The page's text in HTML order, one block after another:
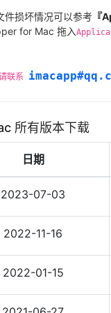
件损坏情况可以参考 『
for Mac 拖入
联系
所有版本下载
日期
2023-07-03
2022-11-16
2022-01-15